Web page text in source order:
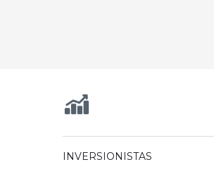
INVERSIONISTAS